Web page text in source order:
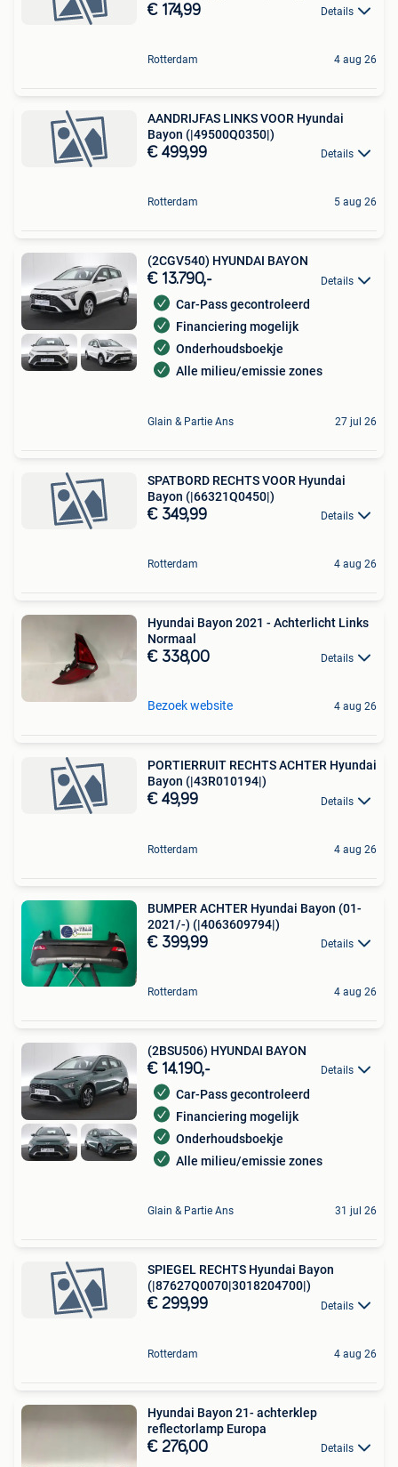
€ 174,99 Details
Rotterdam 4 aug 26
AANDRIJFAS LINKS VOOR Hyundai
Bayon (|49500Q0350|)
€ 499,99 Details
Rotterdam 5 aug 26
(2CGV540) HYUNDAI BAYON
€ 13.790,- Details
Car-Pass gecontroleerd
Financiering mogelijk
Onderhoudsboekje
Alle milieu/emissie zones
Glain & Partie Ans 27 jul 26
SPATBORD RECHTS VOOR Hyundai
Bayon (|66321Q0450|)
€ 349,99 Details
Rotterdam 4 aug 26
Hyundai Bayon 2021 - Achterlicht Links
Normaal
€ 338,00 Details
Bezoek website 4 aug 26
PORTIERRUIT RECHTS ACHTER Hyundai
Bayon (|43R010194|)
€ 49,99 Details
Rotterdam 4 aug 26
BUMPER ACHTER Hyundai Bayon (01-
2021/-) (|4063609794|)
€ 399,99 Details
Rotterdam 4 aug 26
(2BSU506) HYUNDAI BAYON
€ 14.190,- Details
Car-Pass gecontroleerd
Financiering mogelijk
Onderhoudsboekje
Alle milieu/emissie zones
Glain & Partie Ans 31 jul 26
SPIEGEL RECHTS Hyundai Bayon
(|87627Q0070|3018204700|)
€ 299,99 Details
Rotterdam 4 aug 26
Hyundai Bayon 21- achterklep
reflectorlamp Europa
€ 276,00 Details